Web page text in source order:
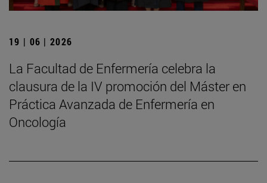
19 | 06 | 2026
La Facultad de Enfermería celebra la
clausura de la IV promoción del Máster en
Práctica Avanzada de Enfermería en
Oncología